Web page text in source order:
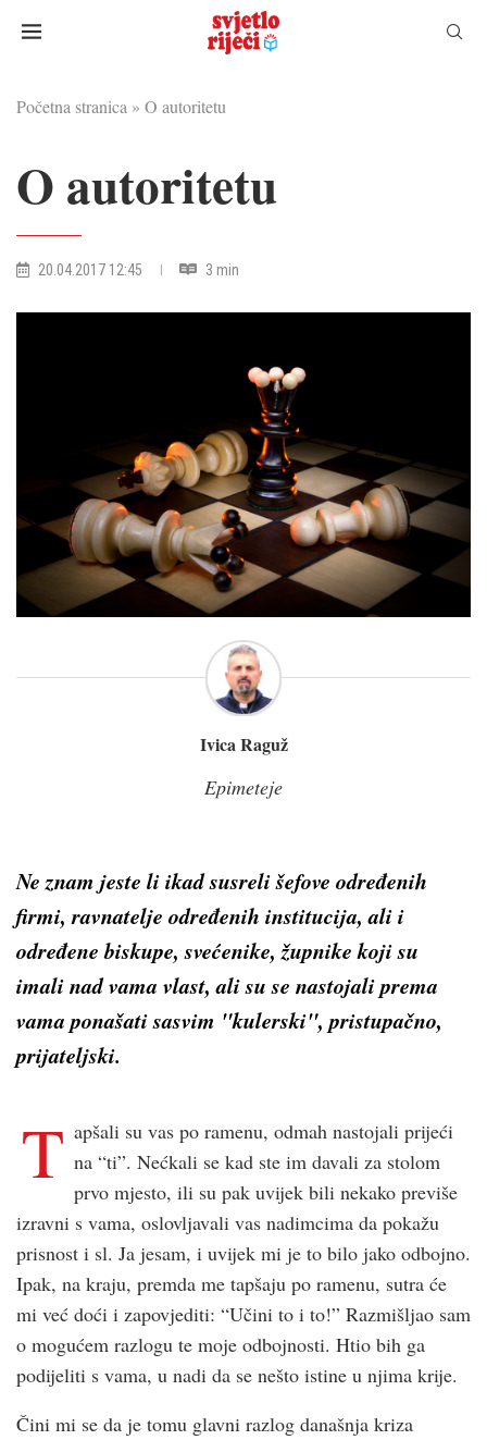
Početna stranica » O autoritetu
O autoritetu
20.04.2017 12:45 3 min
Ivica Raguž
Epimeteje
Ne znam jeste li ikad susreli šefove određenih
firmi, ravnatelje određenih institucija, ali i
određene biskupe, svećenike, župnike koji su
imali nad vama vlast, ali su se nastojali prema
vama ponašati sasvim "kulerski", pristupačno,
prijateljski.
T apšali su vas po ramenu, odmah nastojali prijeći
na “ti”. Nećkali se kad ste im davali za stolom
prvo mjesto, ili su pak uvijek bili nekako previše
izravni s vama, oslovljavali vas nadimcima da pokažu
prisnost i sl. Ja jesam, i uvijek mi je to bilo jako odbojno.
Ipak, na kraju, premda me tapšaju po ramenu, sutra će
mi već doći i zapovjediti: “Učini to i to!” Razmišljao sam
o mogućem razlogu te moje odbojnosti. Htio bih ga
podijeliti s vama, u nadi da se nešto istine u njima krije.
Čini mi se da je tomu glavni razlog današnja kriza